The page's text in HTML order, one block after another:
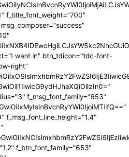
f_title_font_weight="700"
want in" btn_tdicon="tdc-font-
right"
f_msg_font_family="653"
f_msg_font_line_height="1.4"
f_btn_font_family="653"